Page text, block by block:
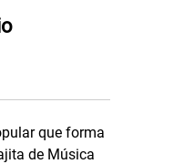
que forma
de Música